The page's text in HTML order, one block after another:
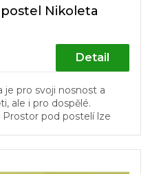
Nikoleta
Detail
pro svoji nosnost a
ale i pro dospělé.
pod postelí lze